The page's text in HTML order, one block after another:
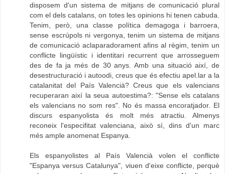
disposem d'un sistema de mitjans de comunicació plural
com el dels catalans, on totes les opinions hi tenen cabuda.
Tenim, però, una classe política demagoga i barroera,
sense escrúpols ni vergonya, tenim un sistema de mitjans
de comunicació aclaparadorament afins al règim, tenim un
conflicte lingüístic i identitari recurrent que arrosseguem
des de fa ja més de 30 anys. Amb una situació així, de
desestructuració i autoodi, creus que és efectiu apel.lar a la
catalanitat del País Valencià? Creus que els valencians
recuperaran així la seua autoestima?: "Sense els catalans
els valencians no som res". No és massa encoratjador. El
discurs espanyolista és molt més atractiu. Almenys
reconeix l'especifitat valenciana, això sí, dins d'un marc
més ample anomenat Espanya.
Els espanyolistes al País Valencià volen el conflicte
"Espanya versus Catalunya", viuen d'eixe conflicte, perquè